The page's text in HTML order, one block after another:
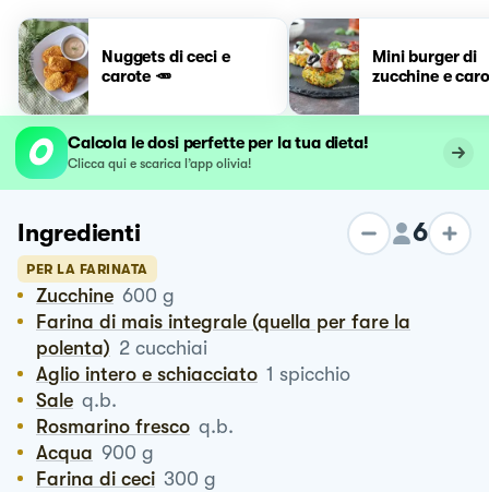
Nuggets di ceci e
carote 🥕
Mini burger di
zucchine e
Calcola le dosi perfette per la tua dieta!
Clicca qui e scarica l’app olivia!
Ingredienti 6
PER LA FARINATA
Zucchine 600 g
Farina di mais integrale (quella per fare la
polenta) 2 cucchiai
Aglio intero e schiacciato 1 spicchio
Sale q.b.
Rosmarino fresco q.b.
Acqua 900 g
Farina di ceci 300 g